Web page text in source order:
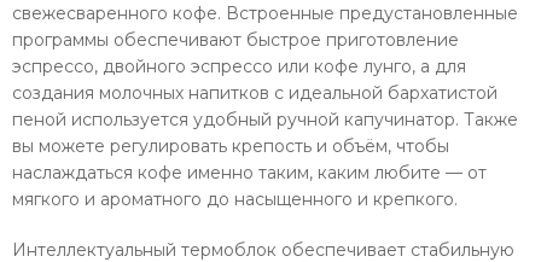
свежесваренного кофе. Встроенные предустановленные
программы обеспечивают быстрое приготовление
эспрессо, двойного эспрессо или кофе лунго, а для
создания молочных напитков с идеальной бархатистой
пеной используется удобный ручной капучинатор. Также
вы можете регулировать крепость и объём, чтобы
наслаждаться кофе именно таким, каким любите — от
мягкого и ароматного до насыщенного и крепкого.
Интеллектуальный термоблок обеспечивает стабильную